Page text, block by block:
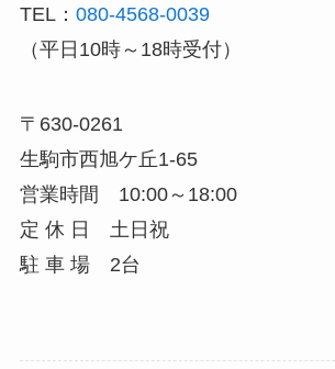
TEL： 080-4568-0039
（平日10時～18時受付）
〒630-0261
生駒市西旭ケ丘1-65
営業時間 10:00～18:00
定 休 日 土日祝
駐 車 場 2台